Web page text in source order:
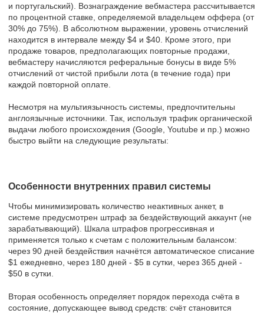
и португальский). Вознаграждение вебмастера рассчитывается
по процентной ставке, определяемой владельцем оффера (от
30% до 75%). В абсолютном выражении, уровень отчислений
находится в интервале между $4 и $40. Кроме этого, при
продаже товаров, предполагающих повторные продажи,
вебмастеру начисляются реферальные бонусы в виде 5%
отчислений от чистой прибыли лота (в течение года) при
каждой повторной оплате.
Несмотря на мультиязычность системы, предпочтительны
англоязычные источники. Так, используя трафик органической
выдачи любого происхождения (Google, Youtube и пр.) можно
быстро выйти на следующие результаты:
Особенности внутренних правил системы
Чтобы минимизировать количество неактивных анкет, в
системе предусмотрен штраф за бездействующий аккаунт (не
зарабатывающий). Шкала штрафов прогрессивная и
применяется только к счетам с положительным балансом:
через 90 дней бездействия начнётся автоматическое списание
$1 ежедневно, через 180 дней - $5 в сутки, через 365 дней -
$50 в сутки.
Вторая особенность определяет порядок перехода счёта в
состояние, допускающее вывод средств: счёт становится